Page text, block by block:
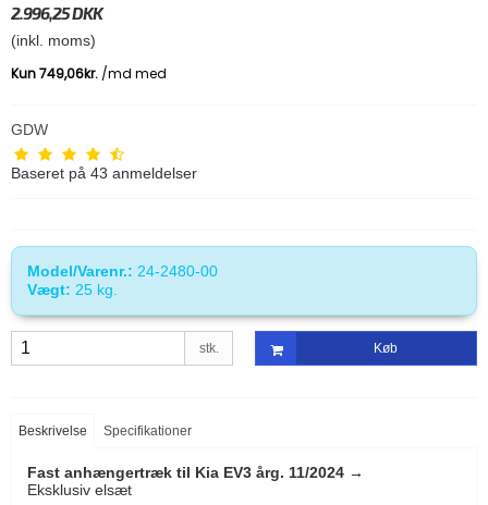
2.996,25 DKK
(inkl. moms)
GDW
Baseret på 43 anmeldelser
Model/Varenr.: 24-2480-00
Vægt: 25 kg.
stk. Køb
Beskrivelse Specifikationer
Fast anhængertræk til Kia EV3 årg. 11/2024 →
Eksklusiv elsæt